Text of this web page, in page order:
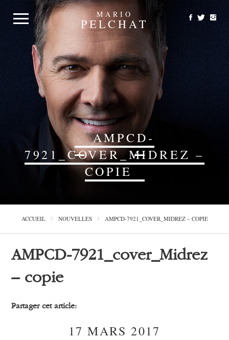
MARIO
PELCHAT
AMPCD-
7921_COVER_MIDREZ –
COPIE
ACCUEIL NOUVELLES AMPCD-7921_COVER_MIDREZ – COPIE
AMPCD-7921_cover_Midrez
– copie
Partager cet article:
17 MARS 2017